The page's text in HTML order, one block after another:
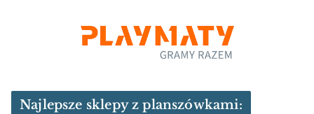
Najlepsze sklepy z planszówkami: